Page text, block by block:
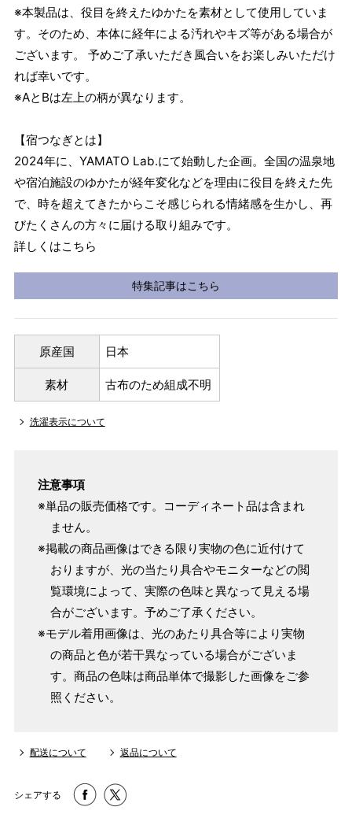
※本製品は、役目を終えたゆかたを素材として使用していま
す。そのため、本体に経年による汚れやキズ等がある場合が
ございます。 予めご了承いただき風合いをお楽しみいただけ
れば幸いです。
※AとBは左上の柄が異なります。
【宿つなぎとは】
2024年に、YAMATO Lab.にて始動した企画。全国の温泉地
や宿泊施設のゆかたが経年変化などを理由に役目を終えた先
で、時を超えてきたからこそ感じられる情緒感を生かし、再
びたくさんの方々に届ける取り組みです。
詳しくはこちら
特集記事はこちら
原産国 日本
素材 古布のため組成不明
洗濯表示について
注意事項
※単品の販売価格です。コーディネート品は含まれ
ません。
※掲載の商品画像はできる限り実物の色に近付けて
おりますが、光の当たり具合やモニターなどの閲
覧環境によって、実際の色味と異なって見える場
合がございます。予めご了承ください。
※モデル着用画像は、光のあたり具合等により実物
の商品と色が若干異なっている場合がございま
す。商品の色味は商品単体で撮影した画像をご参
照ください。
配送について 返品について
シェアする